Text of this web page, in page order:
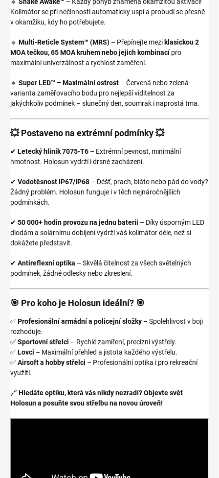
Kolimátor se při nečinnosti automaticky uspí a probudí se přesně
v okamžiku, kdy ho potřebujete.
🔹 Multi-Reticle System™ (MRS) – Přepínejte mezi klasickou 2
MOA tečkou, 65 MOA kruhem nebo jejich kombinacípro
maximální univerzálnost a rychlost zaměření.
🔹 Super LED™ – Maximální ostrost – Červená nebo zelená
varianta zaměřovacího bodu pro nejlepší viditelnost za
jakýchkoliv podmínek – slunečný den, soumrak i naprostá tma.
💥 Postaveno na extrémní podmínky 💥
✔ Letecký hliník 7075-T6 – Extrémní pevnost, minimální
hmotnost. Holosun vydrží i drsné zacházení.
✔ Vodotěsnost IP67/IP68 – Déšť, prach, bláto nebo pád do vody?
Žádný problém. Holosun funguje i v těch nejnáročnějších
podmínkách.
✔ 50 000+ hodin provozu na jednu baterii – Díky úsporným LED
diodám a solárnímu dobíjení vydrží váš kolimátor déle, než si
dokážete představit.
✔ Antireflexní optika – Skvělá čitelnost za všech světelných
podmínek, žádné odlesky nebo zkreslení.
🎯 Pro koho je Holosun ideální? 🎯
✅Profesionální armádní a policejní složky – Spolehlivost v boji
rozhoduje.
✅Sportovní střelci – Rychlé zamíření, precizní výstřely.
✅Lovci – Maximální přehled a jistota každého výstřelu.
✅Airsoft a hobby střelci – Profesionální optika i pro rekreační
využití.
🔗Hledáte optiku, která vás nikdy nezradí? Objevte svět
Holosun a posuňte svou střelbu na novou úroveň!